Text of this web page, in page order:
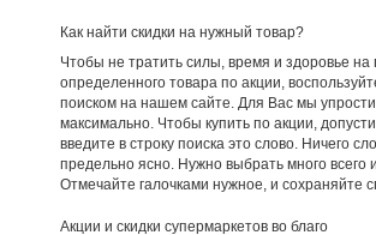
Как найти скидки на нужный товар?
Чтобы не тратить силы, время и здоровье на
определенного товара по акции,
поиском на нашем сайте. Для Вас мы
максимально. Чтобы купить по акции,
введите в строку поиска это слово. Ничего
предельно ясно. Нужно выбрать много всего
Отмечайте галочками нужное, и сохраняйте
Акции и скидки супермаркетов во благо